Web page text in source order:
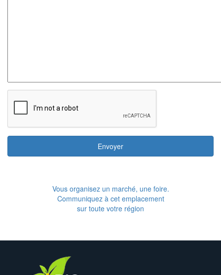
Envoyer
Vous organisez un marché, une foire.
Communiquez à cet emplacement
sur toute votre région